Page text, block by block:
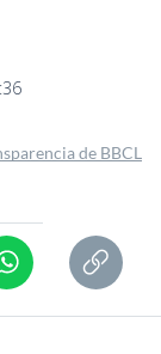
de BBCL